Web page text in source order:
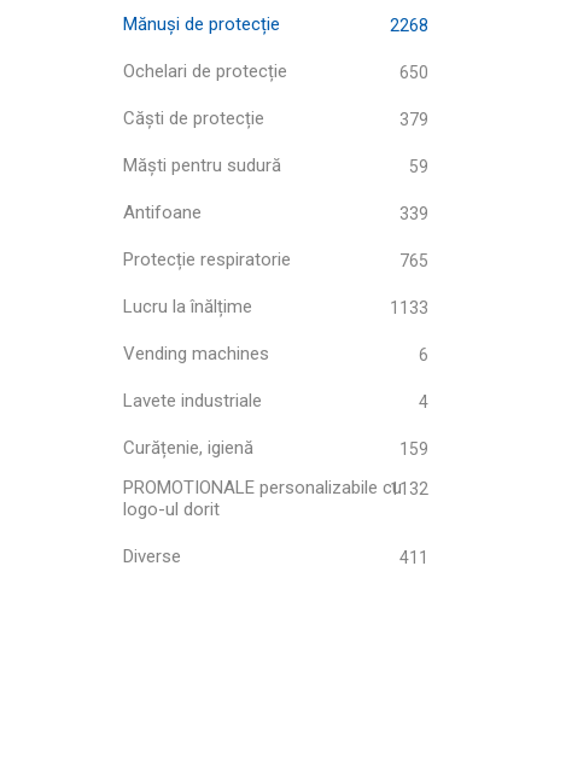
Mănuși de protecție 2268
Ochelari de protecție 650
Căști de protecție 379
Măști pentru sudură 59
Antifoane 339
Protecție respiratorie 765
Lucru la înălțime 1133
Vending machines 6
Lavete industriale 4
Curățenie, igienă 159
PROMOTIONALE personalizabile cu
logo-ul dorit
1132
Diverse 411